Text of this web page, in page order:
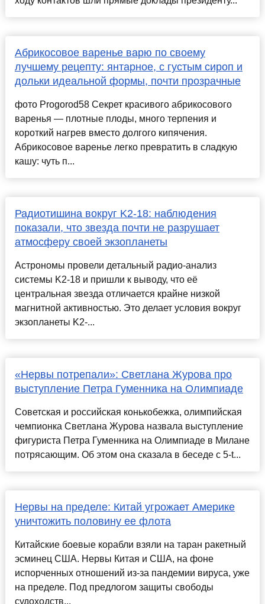
Абрикосовое варенье варю по своему
лучшему рецепту: янтарное, с густым сироп и
дольки идеальной формы, почти прозрачные
фото Progorod58 Секрет красивого абрикосового
варенья — плотные плоды, много терпения и
короткий нагрев вместо долгого кипячения.
Абрикосовое варенье легко превратить в сладкую
кашу: чуть п...
Радиотишина вокруг K2-18: наблюдения
показали, что звезда почти не разрушает
атмосферу своей экзопланеты
Астрономы провели детальный радио-анализ
системы K2-18 и пришли к выводу, что её
центральная звезда отличается крайне низкой
магнитной активностью. Это делает условия вокруг
экзопланеты K2-...
«Нервы потрепали»: Светлана Журова про
выступление Петра Гуменника на Олимпиаде
Советская и российская конькобежка, олимпийская
чемпионка Светлана Журова назвала выступление
фигуриста Петра Гуменника на Олимпиаде в Милане
потрясающим. Об этом она сказала в беседе с 5-t...
Нервы на пределе: Китай угрожает Америке
уничтожить половину ее флота
Китайские боевые корабли взяли на таран ракетный
эсминец США. Нервы Китая и США, на фоне
испорченных отношений из-за пандемии вируса, уже
на пределе. Под предлогом защиты свободы
судоходств...